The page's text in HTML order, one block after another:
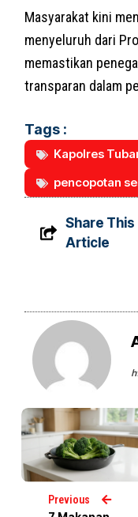
Masyarakat kini
menyeluruh dari
memastikan
transparan dalam
Tags :
Kapolres
pencopotan
Share This
Article
Previous